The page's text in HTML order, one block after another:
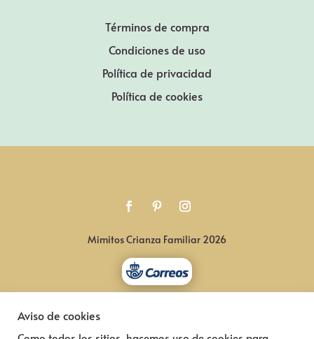
Términos de compra
Condiciones de uso
Política de privacidad
Política de cookies
Mimitos Crianza Familiar 2026
Aviso de cookies